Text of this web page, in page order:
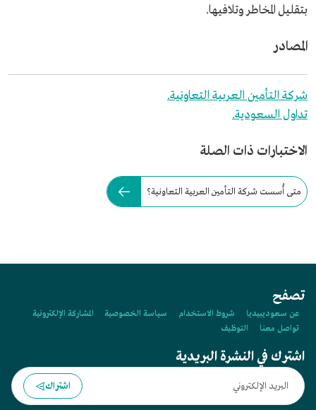
بتقليل المخاطر وتلافيها.
المصادر
شركة التأمين العربية التعاونية.
تداول السعودية.
الاختبارات ذات الصلة
متى أُسست شركة التأمين العربية التعاونية؟
تصفح
عن سعوديبيديا شروط الاستخدام سياسة الخصوصية
المشاركة الإلكترونية
تواصل معنا
التوظيف
اشترك في النشرة البريدية
اشتراك